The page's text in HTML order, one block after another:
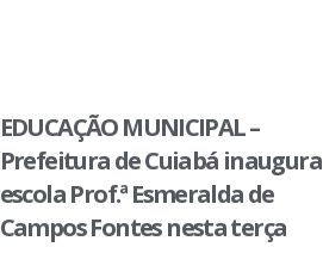
EDUCAÇÃO MUNICIPAL –
Prefeitura de Cuiabá inaugura
escola Prof.ª Esmeralda de
Campos Fontes nesta terça